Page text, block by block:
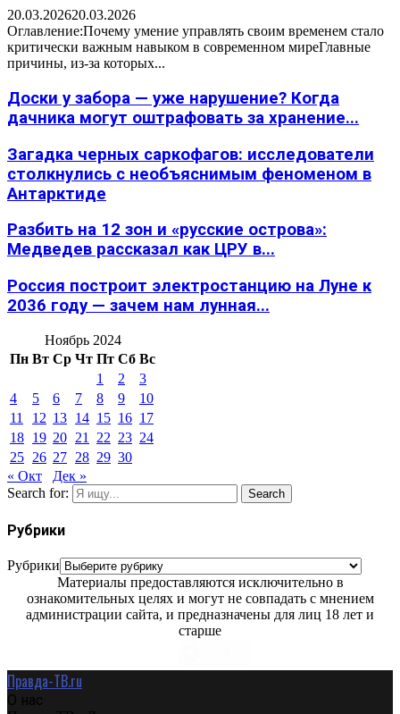
20.03.202620.03.2026
Оглавление:Почему умение управлять своим временем стало
критически важным навыком в современном миреГлавные
причины, из-за которых...
Доски у забора — уже нарушение? Когда
дачника могут оштрафовать за хранение...
Загадка черных саркофагов: исследователи
столкнулись с необъяснимым феноменом в
Антарктиде
Разбить на 12 зон и «русские острова»:
Медведев рассказал как ЦРУ в...
Россия построит электростанцию на Луне к
2036 году — зачем нам лунная...
Ноябрь 2024
Пн Вт Ср Чт Пт Сб Вс
1
2
3
4
5 6 7 8 9
10
11
12 13 14 15 16 17
18 19 20 21 22 23 24
25 26 27 28 29 30
« Окт
Дек »
Search for:
Search
Рубрики
Рубрики
Материалы предоставляются исключительно в
ознакомительных целях и могут не совпадать с мнением
администрации сайта, и предназначены для лиц 18 лет и
старше
Правда-ТВ.ru
О нас